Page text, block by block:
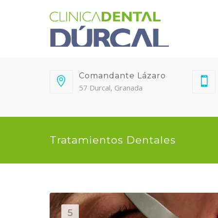
Comandante Lázaro
57 Durcal, Granada
Tratamientos Dentales
5